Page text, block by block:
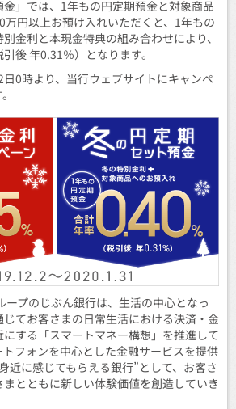
金」では、1年もの円定期預金と対象商品
万円以上お預け入れいただくと、1年もの
金利と本現金特典の組み合わせにより、
後 年0.31％）となります。
0時より、当行ウェブサイトにキャンペ
ープのじぶん銀行は、生活の中心となっ
てお客さまの日常生活における決済・金
する「スマートマネー構想」を推進して
フォンを中心とした金融サービスを提供
近に感じてもらえる銀行”として、お客さ
とともに新しい体験価値を創造していき